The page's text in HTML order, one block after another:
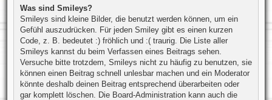
Was sind Smileys?
Smileys sind kleine Bilder, die benutzt werden können, um ein
Gefühl auszudrücken. Für jeden Smiley gibt es einen kurzen
Code, z. B. bedeutet :) fröhlich und :( traurig. Die Liste aller
Smileys kannst du beim Verfassen eines Beitrags sehen.
Versuche bitte trotzdem, Smileys nicht zu häufig zu benutzen, sie
können einen Beitrag schnell unlesbar machen und ein Moderator
könnte deshalb deinen Beitrag entsprechend überarbeiten oder
gar komplett löschen. Die Board-Administration kann auch die